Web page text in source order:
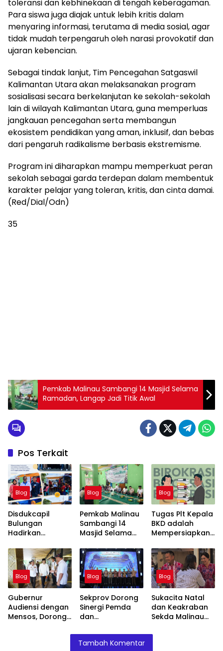
toleransi dan kebhinekaan di tengah keberagaman.
Para siswa juga diajak untuk lebih kritis dalam
menyaring informasi, terutama di media sosial, agar
tidak mudah terpengaruh oleh narasi provokatif dan
ujaran kebencian.
Sebagai tindak lanjut, Tim Pencegahan Satgaswil
Kalimantan Utara akan melaksanakan program
sosialisasi secara berkelanjutan ke sekolah-sekolah
lain di wilayah Kalimantan Utara, guna memperluas
jangkauan pencegahan serta membangun
ekosistem pendidikan yang aman, inklusif, dan bebas
dari pengaruh radikalisme berbasis ekstremisme.
Program ini diharapkan mampu memperkuat peran
sekolah sebagai garda terdepan dalam membentuk
karakter pelajar yang toleran, kritis, dan cinta damai.
(Red/Dial/Odn)
35
Pemkab Malinau Sambangi 14 Masjid Selama
Ramadan, Langap Jadi Titik Awal
Pos Terkait
Blog
Disdukcapil
Bulungan
Hadirkan
Administrasi
Kependudukan di
Car Free Day
Tebu Kayan
Blog
Pemkab Malinau
Sambangi 14
Masjid Selama
Langap Jadi Titik
Awal
Blog
Tugas Plt Kepala
BKD adalah
Mempersiapkan
Bukan
Mempertahanka
n Jabatan Plt
nya.
Blog
Gubernur
Audiensi dengan
Mensos, Dorong
Blog
Sekprov Dorong
Sinergi Pemda
dan
Perkuat Ekonomi
Daerah
Blog
Sukacita Natal
dan Keakraban
Sekda Malinau
House di Rumah
Tambah Komentar